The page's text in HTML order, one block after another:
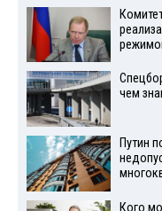
чем
Путин
Кого